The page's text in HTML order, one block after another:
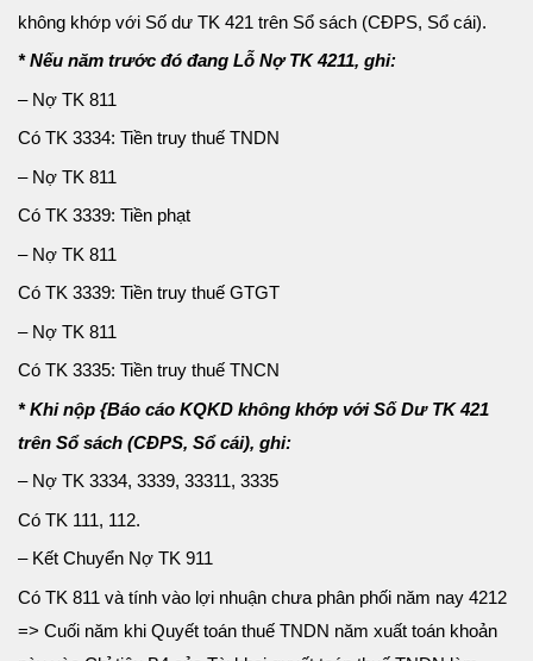
không khớp với Số dư TK 421 trên Sổ sách (CĐPS, Sổ cái).
* Nếu năm trước đó đang Lỗ Nợ TK 4211, ghi:
– Nợ TK 811
Có TK 3334: Tiền truy thuế TNDN
– Nợ TK 811
Có TK 3339: Tiền phạt
– Nợ TK 811
Có TK 3339: Tiền truy thuế GTGT
– Nợ TK 811
Có TK 3335: Tiền truy thuế TNCN
* Khi nộp {Báo cáo KQKD không khớp với Số Dư TK 421
trên Sổ sách (CĐPS, Sổ cái), ghi:
– Nợ TK 3334, 3339, 33311, 3335
Có TK 111, 112.
– Kết Chuyển Nợ TK 911
Có TK 811 và tính vào lợi nhuận chưa phân phối năm nay 4212
=> Cuối năm khi Quyết toán thuế TNDN năm xuất toán khoản